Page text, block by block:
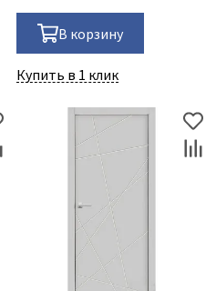
В корзину
Купить в 1 клик